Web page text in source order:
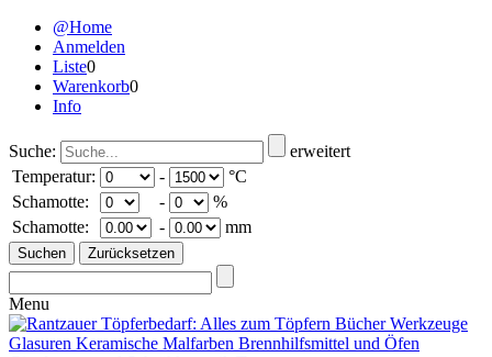
@Home
Anmelden
Liste0
Warenkorb0
Info
Suche:
erweitert
Temperatur:
-
°C
Schamotte:
-
%
Schamotte:
- mm
Menu